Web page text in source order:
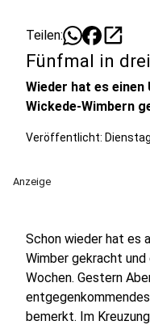
Teilen: open_in_new
Fünfmal in
Wieder hat es einen
Wickede-Wimbern
Veröffentlicht:
Anzeige
Schon wieder hat es
Wimber gekracht
Wochen. Gestern
bemerkt. Im